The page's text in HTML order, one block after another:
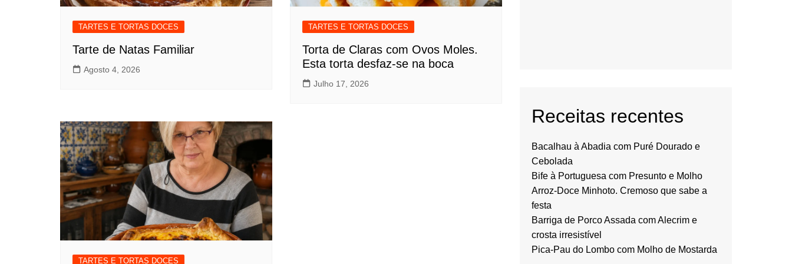
TARTES E TORTAS DOCES
Tarte de Natas Familiar
Agosto 4, 2026
TARTES E TORTAS DOCES
Torta de Claras com Ovos Moles.
Esta torta desfaz-se na boca
Julho 17, 2026
TARTES E TORTAS DOCES
Receitas recentes
Bacalhau à Abadia com Puré Dourado e
Cebolada
Bife à Portuguesa com Presunto e Molho
Arroz-Doce Minhoto. Cremoso que sabe a
festa
Barriga de Porco Assada com Alecrim e
crosta irresistível
Pica-Pau do Lombo com Molho de Mostarda